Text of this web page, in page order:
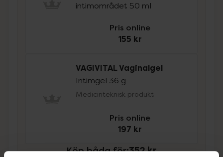
intimområdet 50 ml
Pris online
155 kr
VAGIVITAL Vaginalgel
Intimgel 36 g
Medicinteknisk produkt
Pris online
197 kr
Köp båda för:352 kr